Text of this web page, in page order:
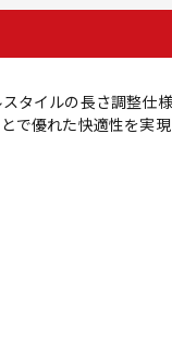
タイルの長さ調整仕
で優れた快適性を実